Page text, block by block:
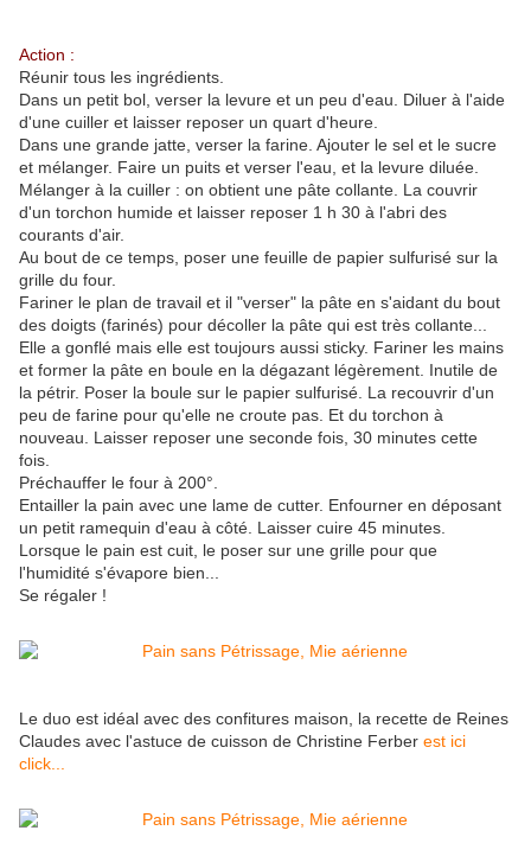
Action :
Réunir tous les ingrédients.
Dans un petit bol, verser la levure et un peu d'eau. Diluer à l'aide
d'une cuiller et laisser reposer un quart d'heure.
Dans une grande jatte, verser la farine. Ajouter le sel et le sucre
et mélanger. Faire un puits et verser l'eau, et la levure diluée.
Mélanger à la cuiller : on obtient une pâte collante. La couvrir
d'un torchon humide et laisser reposer 1 h 30 à l'abri des
courants d'air.
Au bout de ce temps, poser une feuille de papier sulfurisé sur la
grille du four.
Fariner le plan de travail et il "verser" la pâte en s'aidant du bout
des doigts (farinés) pour décoller la pâte qui est très collante...
Elle a gonflé mais elle est toujours aussi sticky. Fariner les mains
et former la pâte en boule en la dégazant légèrement. Inutile de
la pétrir. Poser la boule sur le papier sulfurisé. La recouvrir d'un
peu de farine pour qu'elle ne croute pas. Et du torchon à
nouveau. Laisser reposer une seconde fois, 30 minutes cette
fois.
Préchauffer le four à 200°.
Entailler la pain avec une lame de cutter. Enfourner en déposant
un petit ramequin d'eau à côté. Laisser cuire 45 minutes.
Lorsque le pain est cuit, le poser sur une grille pour que
l'humidité s'évapore bien...
Se régaler !
Le duo est idéal avec des confitures maison, la recette de Reines
Claudes avec l'astuce de cuisson de Christine Ferber est ici
click...